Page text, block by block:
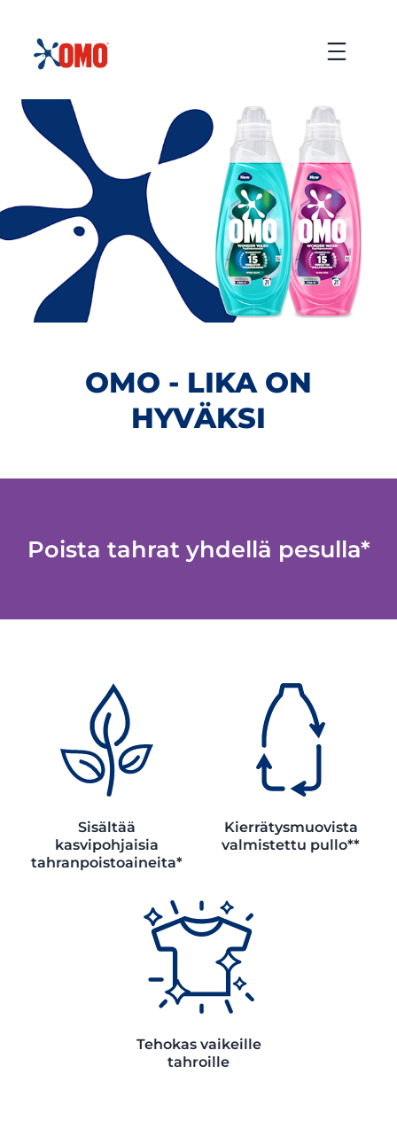
OMO - LIKA ON
HYVÄKSI
Poista tahrat yhdellä pesulla*
Sisältää
kasvipohjaisia
tahranpoistoaineita*
Kierrätysmuovista
valmistettu pullo**
Tehokas vaikeille
tahroille